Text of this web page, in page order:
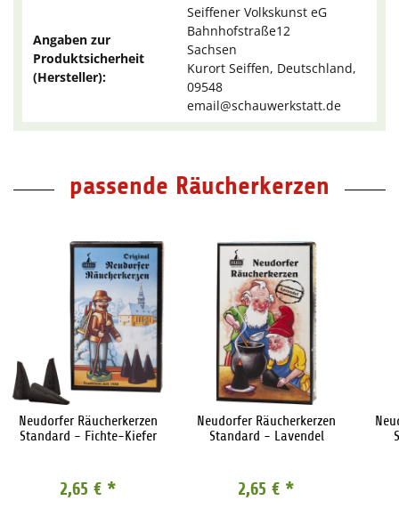
Angaben zur
Produktsicherheit
(Hersteller):
Seiffener Volkskunst eG
Bahnhofstraße12
Sachsen
Kurort Seiffen, Deutschland,
09548
email@schauwerkstatt.de
passende Räucherkerzen
Neudorfer Räucherkerzen
Standard - Fichte-Kiefer
2,65 € *
Neudorfer Räucherkerzen
Standard - Lavendel
2,65 € *